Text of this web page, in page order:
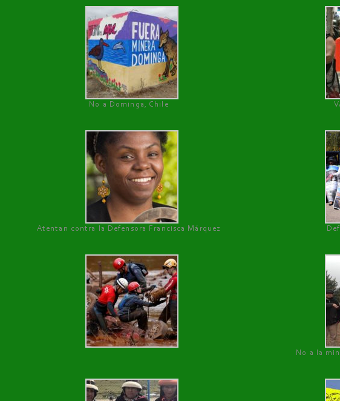
No a Dominga, Chile
Atentan contra la Defensora Francisca Márquez
No a la